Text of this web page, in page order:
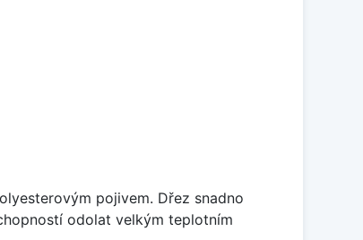
pojivem. Dřez snadno
odolat velkým teplotním